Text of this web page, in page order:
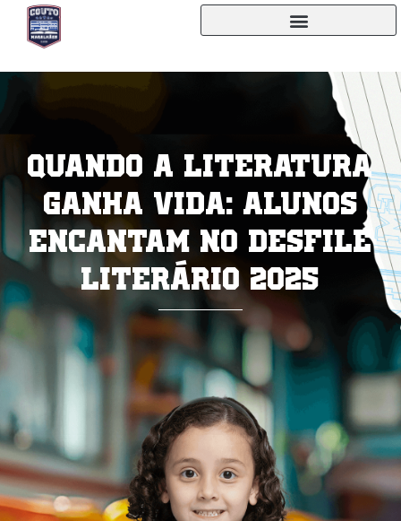
Quando a literatura
ganha vida: alunos
encantam no Desfile
Literário 2025